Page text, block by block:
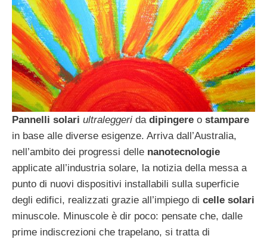
Pannelli solari ultraleggeri da dipingere o stampare
in base alle diverse esigenze. Arriva dall’Australia,
nell’ambito dei progressi delle nanotecnologie
applicate all’industria solare, la notizia della messa a
punto di nuovi dispositivi installabili sulla superficie
degli edifici, realizzati grazie all’impiego di celle solari
minuscole. Minuscole è dir poco: pensate che, dalle
prime indiscrezioni che trapelano, si tratta di